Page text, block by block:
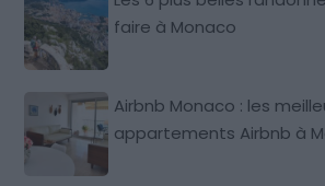
faire à Monaco
Airbnb Monaco : les
appartements Airbnb à